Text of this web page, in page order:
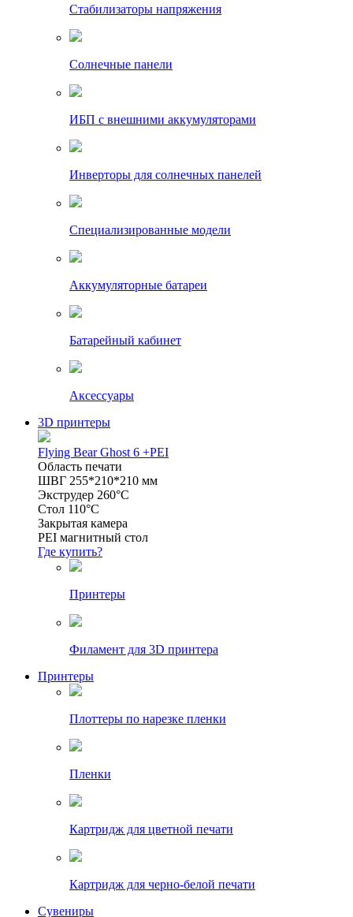
Стабилизаторы напряжения
Солнечные панели
ИБП с внешними аккумуляторами
Инверторы для солнечных панелей
Специализированные модели
Аккумуляторные батареи
Батарейный кабинет
Аксессуары
3D принтеры
Flying Bear Ghost 6 +PEI
Область печати
ШВГ 255*210*210 мм
Экструдер 260°C
Стол 110°C
Закрытая камера
PEI магнитный стол
Где купить?
Принтеры
Филамент для 3D принтера
Принтеры
Плоттеры по нарезке пленки
Пленки
Картридж для цветной печати
Картридж для черно-белой печати
Сувениры